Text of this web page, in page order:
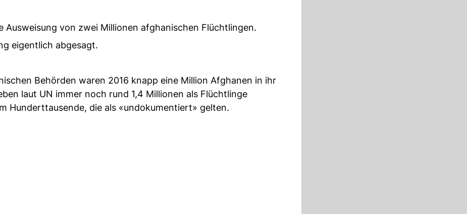
Ausweisung von zwei Millionen afghanischen Flüchtlingen.
eigentlich abgesagt.
Behörden waren 2016 knapp eine Million Afghanen in ihr
laut UN immer noch rund 1,4 Millionen als Flüchtlinge
Hunderttausende, die als «undokumentiert» gelten.